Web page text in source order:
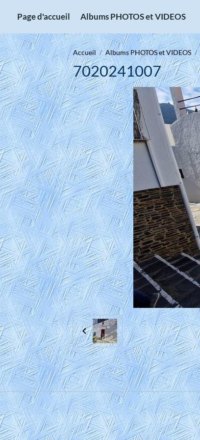
Page d'accueil Albums PHOTOS et VIDEOS
Accueil Albums PHOTOS et VIDEOS
7020241007